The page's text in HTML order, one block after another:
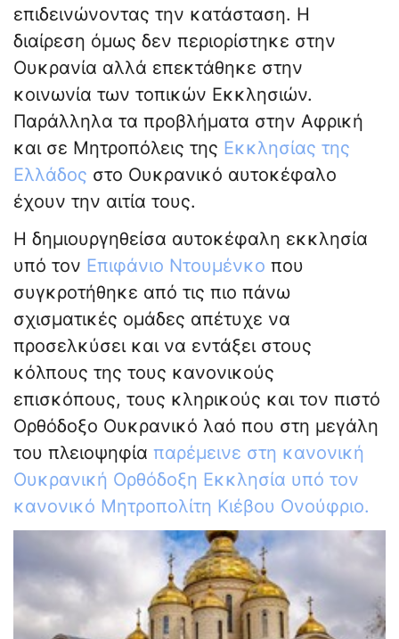
επιδεινώνοντας την κατάσταση. Η
διαίρεση όμως δεν περιορίστηκε στην
Ουκρανία αλλά επεκτάθηκε στην
κοινωνία των τοπικών Εκκλησιών.
Παράλληλα τα προβλήματα στην Αφρική
και σε Μητροπόλεις της Εκκλησίας της
Ελλάδος στο Ουκρανικό αυτοκέφαλο
έχουν την αιτία τους.
Η δημιουργηθείσα αυτοκέφαλη εκκλησία
υπό τον Επιφάνιο Ντουμένκο που
συγκροτήθηκε από τις πιο πάνω
σχισματικές ομάδες απέτυχε να
προσελκύσει και να εντάξει στους
κόλπους της τους κανονικούς
επισκόπους, τους κληρικούς και τον πιστό
Ορθόδοξο Ουκρανικό λαό που στη μεγάλη
του πλειοψηφία παρέμεινε στη κανονική
Ουκρανική Ορθόδοξη Εκκλησία υπό τον
κανονικό Μητροπολίτη Κιέβου Ονούφριο.